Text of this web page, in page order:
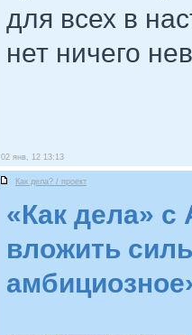
для всех в
нет ничего
02 янв, 12 13:13
Как дела? / проект
«Как дела»
вложить